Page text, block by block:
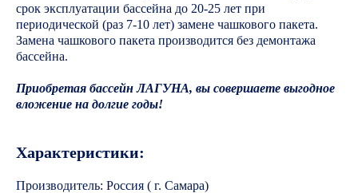
срок эксплуатации бассейна до 20-25 лет при
периодической (раз 7-10 лет) замене чашкового пакета.
Замена чашкового пакета производится без демонтажа
бассейна.
Приобретая бассейн ЛАГУНА, вы совершаете выгодное
вложение на долгие годы!
Характеристики:
Производитель: Россия ( г. Самара)